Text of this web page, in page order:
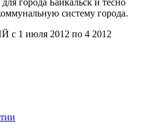
города Байкальск и тесно
систему города.
1 июля 2012 по 4 2012